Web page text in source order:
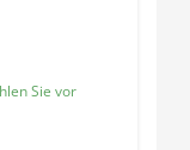
Sie vor